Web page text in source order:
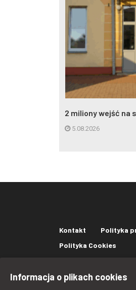
2 miliony wejść na
5.08.2026
Kontakt
Polityka
Polityka Cookies
Oświadczenie o
Informacja o plikach cookies